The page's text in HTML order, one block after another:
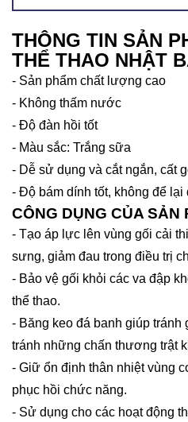
THÔNG TIN SẢN
THỂ THAO NHẬT
- Sản phẩm chất lượng cao
- Không thấm nước
- Độ đàn hồi tốt
- Màu sắc: Trắng sữa
- Dễ sử dụng và cắt ngắn, cất
- Độ bám dính tốt, không để
CÔNG DỤNG CỦA SẢN
- Tạo áp lực lên vùng gối cải
sưng, giảm đau trong điều trị
- Bảo vệ gối khỏi các va đập
thể thao.
- Băng keo đá banh giúp
tránh những chấn thương trật
- Giữ ổn định thân nhiệt vùng
phục hồi chức năng.
- Sử dụng cho các hoạt động